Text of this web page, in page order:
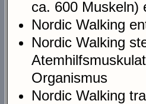
ca. 600 Muskeln)
Nordic Walking
Nordic Walking
Organismus
Nordic Walking